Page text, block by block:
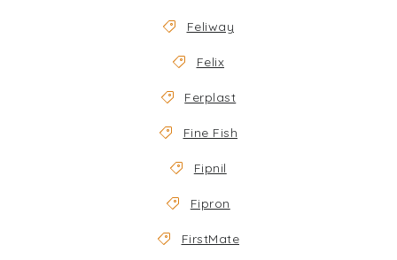
Feliway
Felix
Ferplast
Fine Fish
Fipnil
Fipron
FirstMate